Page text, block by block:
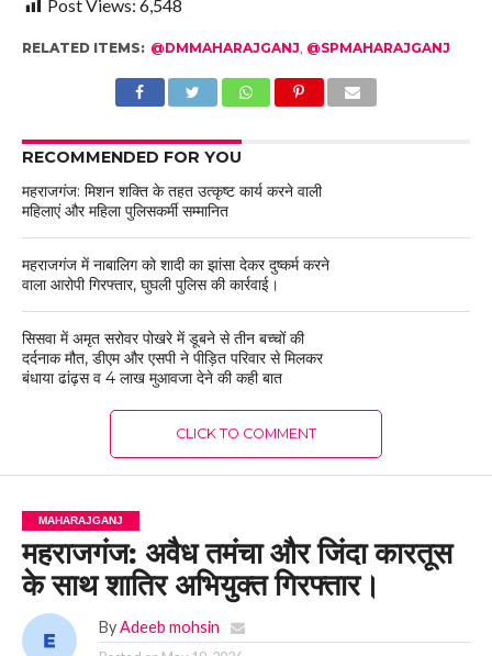
Post Views: 6,548
RELATED ITEMS: @DMMAHARAJGANJ, @SPMAHARAJGANJ
RECOMMENDED FOR YOU
महराजगंज: मिशन शक्ति के तहत उत्कृष्ट कार्य करने वाली
महिलाएं और महिला पुलिसकर्मी सम्मानित
महराजगंज में नाबालिग को शादी का झांसा देकर दुष्कर्म करने
वाला आरोपी गिरफ्तार, घुघली पुलिस की कार्रवाई।
सिसवा में अमृत सरोवर पोखरे में डूबने से तीन बच्चों की
दर्दनाक मौत, डीएम और एसपी ने पीड़ित परिवार से मिलकर
बंधाया ढांढ़स व 4 लाख मुआवजा देने की कही बात
CLICK TO COMMENT
MAHARAJGANJ
महराजगंज: अवैध तमंचा और जिंदा कारतूस
के साथ शातिर अभियुक्त गिरफ्तार।
By Adeeb mohsin